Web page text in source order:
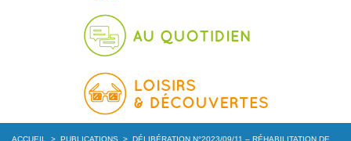
ACCUEIL > PUBLICATIONS > DÉLIBÉRATION N°2023/09/11 – RÉHABILITATION DE